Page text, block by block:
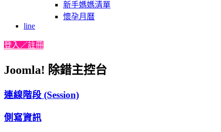
新手媽媽清單
懷孕月曆
line
登入／註冊
Joomla! 除錯主控台
連線階段 (Session)
側寫資訊